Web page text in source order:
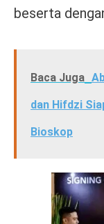
beserta
Baca Juga
dan Hifdzi
Bioskop